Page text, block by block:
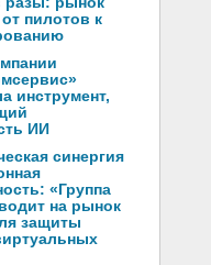
пилотов к
инструмент,
ИИ
синергия
«Группа
на рынок
защиты